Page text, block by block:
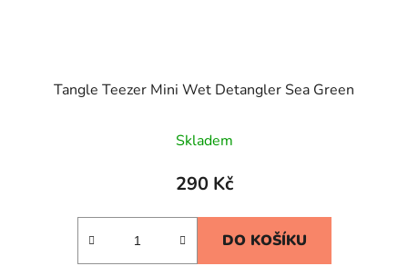
Tangle Teezer Mini Wet Detangler Sea Green
Skladem
290 Kč
DO KOŠÍKU